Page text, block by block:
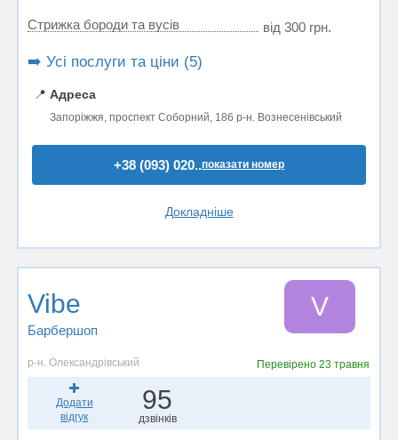
Стрижка бороди та вусів від 300 грн.
➡️ Усі послуги та ціни (5)
📍 Адреса
Запоріжжя, проспект Соборний, 186 р-н. Вознесенівський
+38 (093) 020..показати номер
Докладніше
Vibe
Барбершоп
V
р-н. Олександрівський Перевірено23 травня
Додати
відгук
95
дзвінків